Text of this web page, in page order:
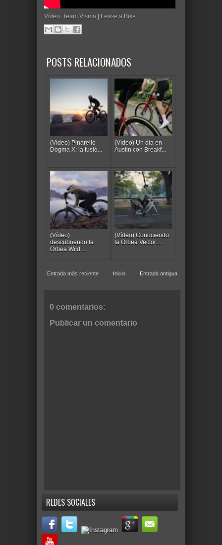
Vídeo: Team Visma | Lease a Bike
POSTS RELACIONADOS
(Vídeo) Pinarello
Dogma X: la fusió...
(Vídeo) Un día en
Austin con Breakf...
(Vídeo)
descubriendo la
Orbea Wild ...
(Vídeo) Conociendo
la Orbea Vector:...
Entrada más reciente Entrada antigua
Inicio
0 comentarios:
Publicar un comentario
REDES SOCIALES